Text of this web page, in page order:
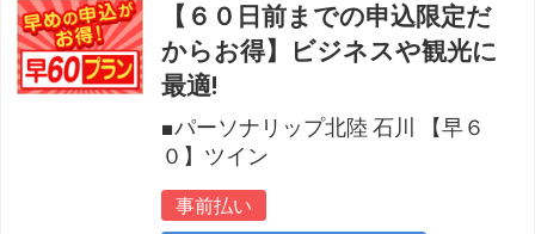
【６０日前までの申込限定だ
からお得】ビジネスや観光に
最適!
■パーソナリップ北陸 石川 【早６
０】ツイン
事前払い